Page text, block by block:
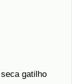
gatilho